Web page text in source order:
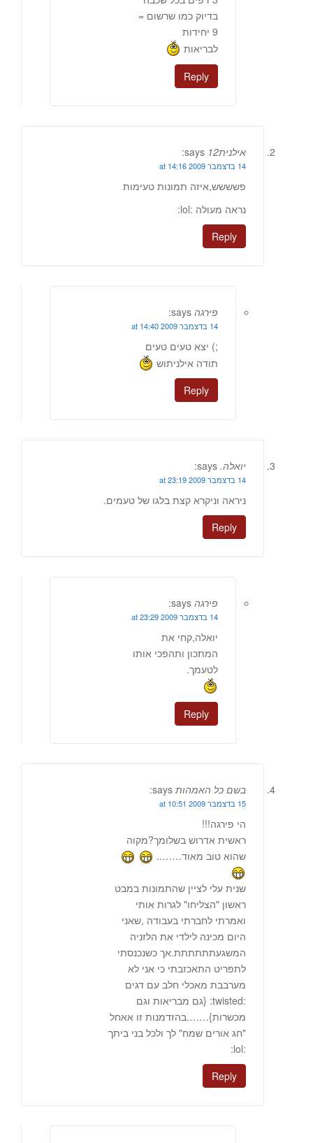
בדיוק כמו שרשום =
9 יחידות
לבריאות
Reply
אילנית12 says:
14 בדצמבר 2009 at 14:16
פשששש,איזה תמונות טעימות
נראה מעולה :lol:
Reply
פירגה says:
14 בדצמבר 2009 at 14:40
;) יצא טעים טעים
תודה אילניתוש
Reply
יואלה. says:
14 בדצמבר 2009 at 23:19
ניראה וניקרא קצת בלגו של טעמים.
Reply
פירגה says:
14 בדצמבר 2009 at 23:29
יואלה,קחי את
המתכון ותהפכי אותו
לטעמך.
Reply
בשם כל האמהות says:
15 בדצמבר 2009 at 10:51
הי פירגה!!!
ראשית אדרוש בשלומך?מקוה
שהוא טוב מאוד……..
שנית עלי לציין שהתמונות במבט
ראשון "הצליחו" לגרות אותי
ואמרתי לחברתי בעבודה ,שאני
היום מכינה לילדי את הלזניה
המשגעתתתתתת.אך כשנכנסתי
לתפריט התאכזבתי כי אני לא
מערבבת מאכלי חלב עם דגים
:twisted: {גם מבריאות וגם
מכשרות}…….בהזדמנות זו אאחל
"חג אורים שמח" לך ולכל בני ביתך
:lol:
Reply